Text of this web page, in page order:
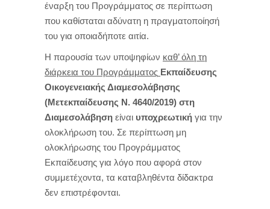
έναρξη του Προγράμματος σε περίπτωση
που καθίσταται αδύνατη η πραγματοποίησή
του για οποιαδήποτε αιτία.
Η παρουσία των υποψηφίων καθ’ όλη τη
διάρκεια του Προγράμματος Εκπαίδευσης
Οικογενειακής Διαμεσολάβησης
(Μετεκπαίδευσης Ν. 4640/2019) στη
Διαμεσολάβηση είναι υποχρεωτική για την
ολοκλήρωση του. Σε περίπτωση μη
ολοκλήρωσης του Προγράμματος
Εκπαίδευσης για λόγο που αφορά στον
συμμετέχοντα, τα καταβληθέντα δίδακτρα
δεν επιστρέφονται.